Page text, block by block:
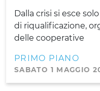
Dalla crisi si esce
di riqualificazione,
delle cooperative
PRIMO PIANO
SABATO 1 MAGGIO